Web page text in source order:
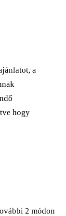
a
hogy
2 módon